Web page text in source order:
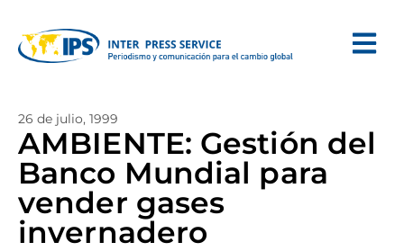
26 de julio, 1999
AMBIENTE: Gestión del
Banco Mundial para
vender gases
invernadero